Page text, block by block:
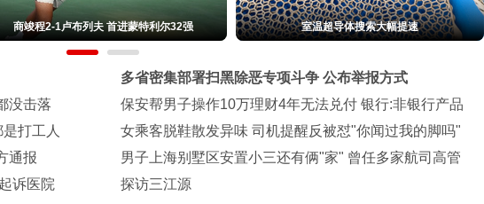
商竣程2-1卢布列夫 首进蒙特利尔32强 室温超导体搜索大幅提速
没击落
打工人
通报
诉医院
多省密集部署扫黑除恶专项斗争 公布举报方式
保安帮男子操作10万理财4年无法兑付 银行:非银行产品
女乘客脱鞋散发异味 司机提醒反被怼"你闻过我的脚吗"
男子上海别墅区安置小三还有俩"家" 曾任多家航司高管
探访三江源